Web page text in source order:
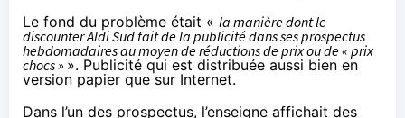
Le fond du problème était « la manière dont le
discounter Aldi Süd fait de la publicité dans ses prospectus
hebdomadaires au moyen de réductions de prix ou de « prix
chocs » ». Publicité qui est distribuée aussi bien en
version papier que sur Internet.
Dans l’un des prospectus, l’enseigne affichait des